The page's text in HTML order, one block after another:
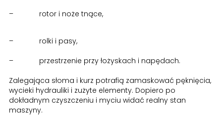
– rotor i noże tnące,
– rolki i pasy,
– przestrzenie przy łożyskach i napędach.
Zalegająca słoma i kurz potrafią zamaskować pęknięcia,
wycieki hydrauliki i zużyte elementy. Dopiero po
dokładnym czyszczeniu i myciu widać realny stan
maszyny.